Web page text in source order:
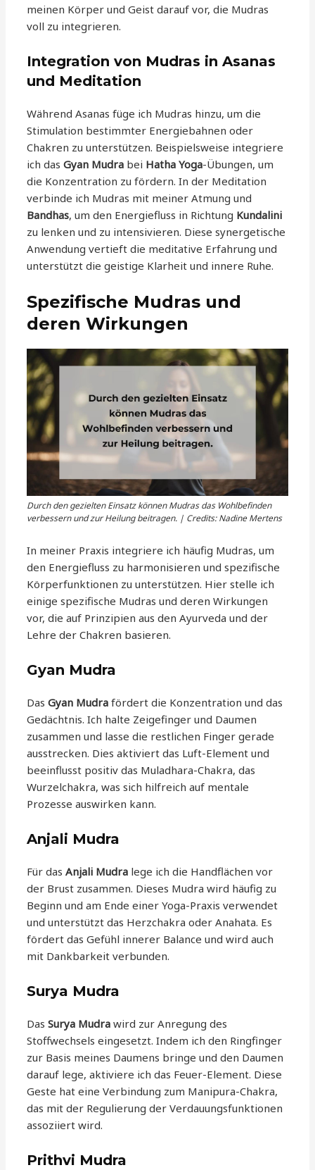
meinen Körper und Geist darauf vor, die Mudras
voll zu integrieren.
Integration von Mudras in Asanas
und Meditation
Während Asanas füge ich Mudras hinzu, um die
Stimulation bestimmter Energiebahnen oder
Chakren zu unterstützen. Beispielsweise integriere
ich dasGyan Mudra bei Hatha Yoga-Übungen, um
die Konzentration zu fördern. In der Meditation
verbinde ich Mudras mit meiner Atmung und
Bandhas, um den Energiefluss in Richtung Kundalini
zu lenken und zu intensivieren. Diese synergetische
Anwendung vertieft die meditative Erfahrung und
unterstützt die geistige Klarheit und innere Ruhe.
Spezifische Mudras und
deren Wirkungen
Durch den gezielten Einsatz können Mudras das Wohlbefinden
verbessern und zur Heilung beitragen. | Credits: Nadine Mertens
In meiner Praxis integriere ich häufig Mudras, um
den Energiefluss zu harmonisieren und spezifische
Körperfunktionen zu unterstützen. Hier stelle ich
einige spezifische Mudras und deren Wirkungen
vor, die auf Prinzipien aus den Ayurveda und der
Lehre der Chakren basieren.
Gyan Mudra
DasGyan Mudra fördert die Konzentration und das
Gedächtnis. Ich halte Zeigefinger und Daumen
zusammen und lasse die restlichen Finger gerade
ausstrecken. Dies aktiviert das Luft-Element und
beeinflusst positiv das Muladhara-Chakra, das
Wurzelchakra, was sich hilfreich auf mentale
Prozesse auswirken kann.
Anjali Mudra
Für dasAnjali Mudra lege ich die Handflächen vor
der Brust zusammen. Dieses Mudra wird häufig zu
Beginn und am Ende einer Yoga-Praxis verwendet
und unterstützt das Herzchakra oder Anahata. Es
fördert das Gefühl innerer Balance und wird auch
mit Dankbarkeit verbunden.
Surya Mudra
DasSurya Mudra wird zur Anregung des
Stoffwechsels eingesetzt. Indem ich den Ringfinger
zur Basis meines Daumens bringe und den Daumen
darauf lege, aktiviere ich das Feuer-Element. Diese
Geste hat eine Verbindung zum Manipura-Chakra,
das mit der Regulierung der Verdauungsfunktionen
assoziiert wird.
Prithvi Mudra